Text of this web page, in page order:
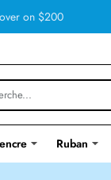
on $200
Ruban